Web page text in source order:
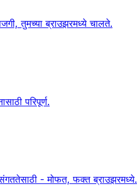
तुमच्या ब्राउझरमध्ये चालते.
परिपूर्ण.
- मोफत, फक्त ब्राउझरमध्ये.